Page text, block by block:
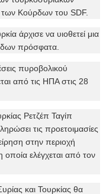
Κούρδων του SDF.
άρχισε να υιοθετεί μια
πρόσφατα.
πυροβολικού
από τις ΗΠΑ στις 28
Ρετζέπ Ταγίπ
τις προετοιμασίες
στην περιοχή
ελέγχεται από τον
και Τουρκίας θα